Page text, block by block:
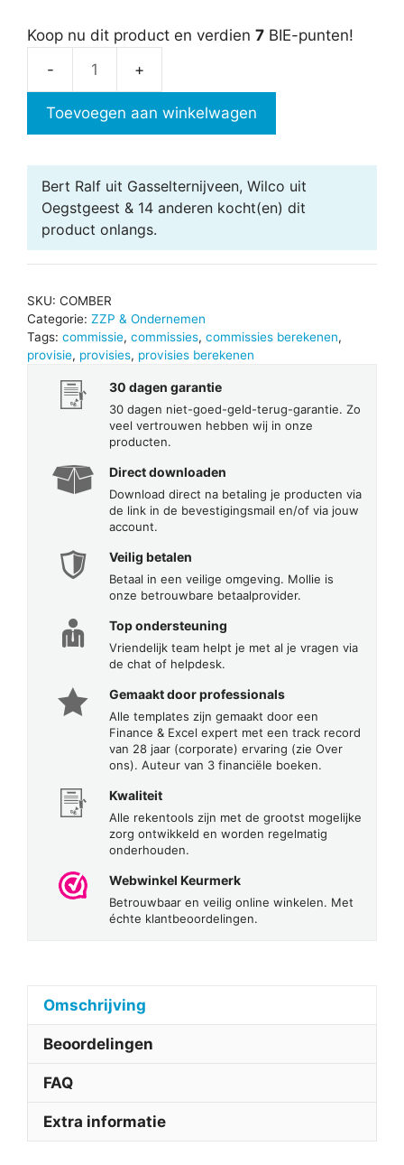
Koop nu dit product en verdien 7 BIE-punten!
aantal
Toevoegen aan winkelwagen
Bert Ralf uit Gasselternijveen, Wilco uit
Oegstgeest & 14 anderen kocht(en) dit
product onlangs.
SKU: COMBER
Categorie: ZZP & Ondernemen
Tags: commissie, commissies, commissies berekenen,
provisie, provisies, provisies berekenen
30 dagen garantie
30 dagen niet-goed-geld-terug-garantie. Zo
veel vertrouwen hebben wij in onze
producten.
Direct downloaden
Download direct na betaling je producten via
de link in de bevestigingsmail en/of via jouw
account.
Veilig betalen
Betaal in een veilige omgeving. Mollie is
onze betrouwbare betaalprovider.
Top ondersteuning
Vriendelijk team helpt je met al je vragen via
de chat of helpdesk.
Gemaakt door professionals
Alle templates zijn gemaakt door een
Finance & Excel expert met een track record
van 28 jaar (corporate) ervaring (zie Over
ons). Auteur van 3 financiële boeken.
Kwaliteit
Alle rekentools zijn met de grootst mogelijke
zorg ontwikkeld en worden regelmatig
onderhouden.
Webwinkel Keurmerk
Betrouwbaar en veilig online winkelen. Met
échte klantbeoordelingen.
Omschrijving
Beoordelingen
FAQ
Extra informatie